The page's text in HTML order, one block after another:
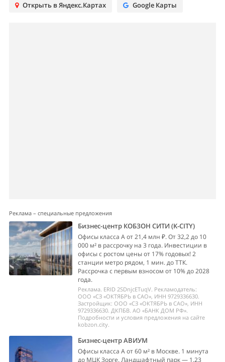
Открыть в Яндекс.Картах Google Карты
Реклама – специальные предложения
Бизнес-центр КОБЗОН СИТИ (K-CITY)
Офисы класса А от 21,4 млн ₽. От 32,2 до 10
000 м² в рассрочку на 3 года. Инвестиции в
офисы с ростом цены от 17% годовых! 2
станции метро рядом, 1 мин. до ТТК.
Рассрочка с первым взносом от 10% до 2028
года.
Реклама. ERID 2SDnjcETuqV. Рекламодатель:
ООО «СЗ «ОКТЯБРЬ в САО», ИНН 9729336630.
Застройщик: ООО «СЗ «ОКТЯБРЬ в САО», ИНН
9729336630. ДКПБВ. АО «БАНК ДОМ РФ».
Подробности и условия предложения на сайте
kobzon.city.
Бизнес-центр АВИУМ
Офисы класса А от 60 м² в Москве. 1 минута
до МЦК Зорге. Ландшафтный парк — 1,23